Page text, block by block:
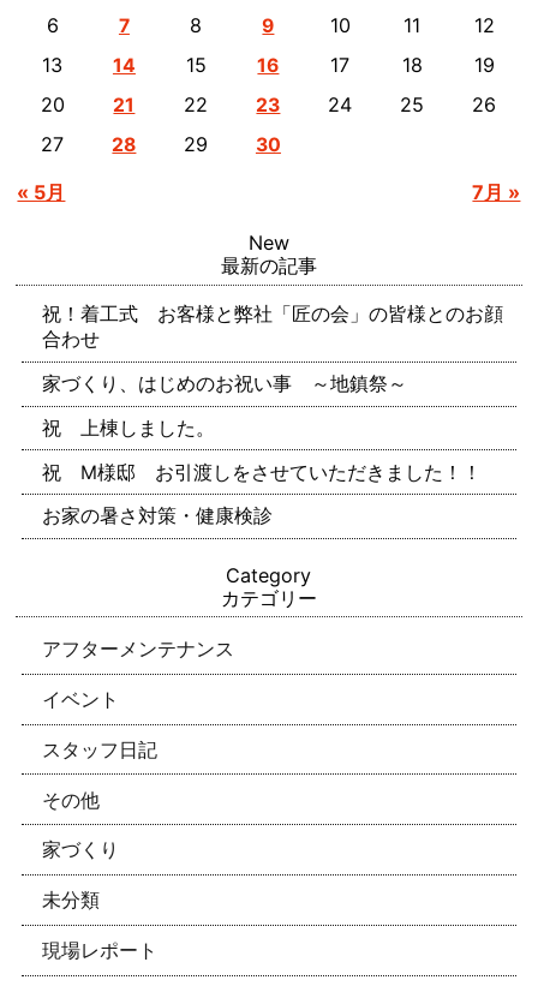
« 5月 7月 »
6
7 8 9 10 11
12
13
14 15 16 17 18
19
20
21 22 23 24 25
26
27
28 29 30
New
最新の記事
祝！着工式 お客様と弊社「匠の会」の皆様とのお顔
合わせ
家づくり、はじめのお祝い事 ～地鎮祭～
祝 上棟しました。
祝 M様邸 お引渡しをさせていただきました！！
お家の暑さ対策・健康検診
Category
カテゴリー
アフターメンテナンス
イベント
スタッフ日記
その他
家づくり
未分類
現場レポート